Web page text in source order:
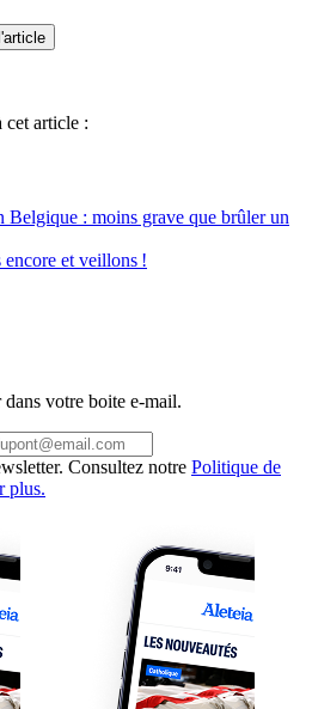
cet article :
Belgique : moins grave que brûler un
et veillons !
votre boite e-mail.
Consultez notre Politique de
plus.